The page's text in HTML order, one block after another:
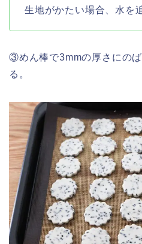
生地がかたい場合、水を
③めん棒で3mmの厚さにの
る。